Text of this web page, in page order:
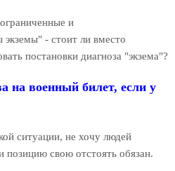
и
- стоит ли вместо
постановки диагноза "экзема"?
на военный билет, если у
ситуации, не хочу людей
свою отстоять обязан.